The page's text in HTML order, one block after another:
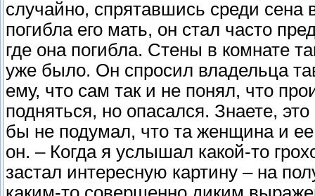
случайно, спрятавшись среди сена
погибла его мать, он стал часто
где она погибла. Стены в комнате
уже было. Он спросил владельца
ему, что сам так и не понял, что
подняться, но опасался. Знаете,
бы не подумал, что та женщина и
он. – Когда я услышал какой-то
застал интересную картину – на